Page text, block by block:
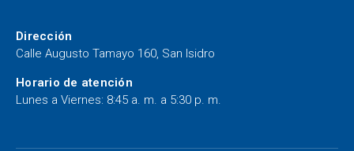
Dirección
Calle Augusto Tamayo 160, San Isidro
Horario de atención
Lunes a Viernes: 8:45 a. m. a 5:30 p. m.